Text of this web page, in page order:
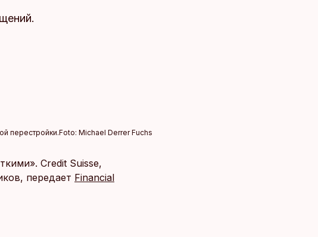
перестройки.Foto: Michael Derrer Fuchs
Credit Suisse,
передает Financial